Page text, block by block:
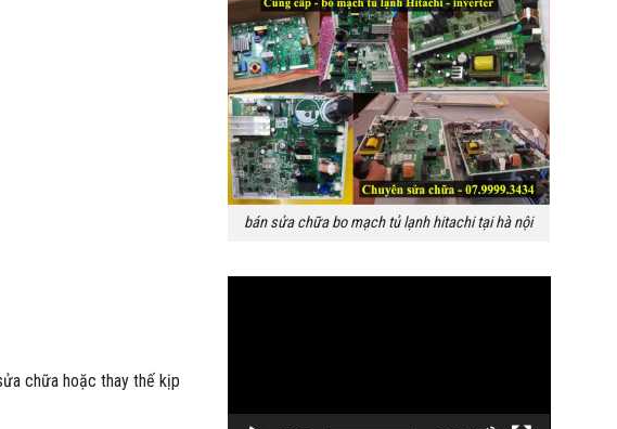
chữa hoặc thay thế kịp
bán sửa chữa bo mạch tủ lạnh hitachi tại hà nội